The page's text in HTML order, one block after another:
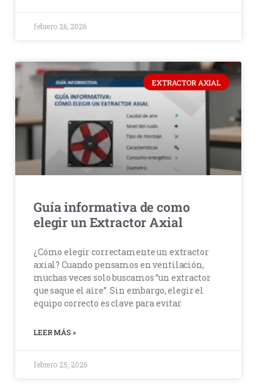
febrero 26, 2026
EXTRACTOR AXIAL
Guía informativa de como
elegir un Extractor Axial
¿Cómo elegir correctamente un extractor
axial? Cuando pensamos en ventilación,
muchas veces solo buscamos “un extractor
que saque el aire”. Sin embargo, elegir el
equipo correcto es clave para evitar
LEER MÁS »
febrero 25, 2026